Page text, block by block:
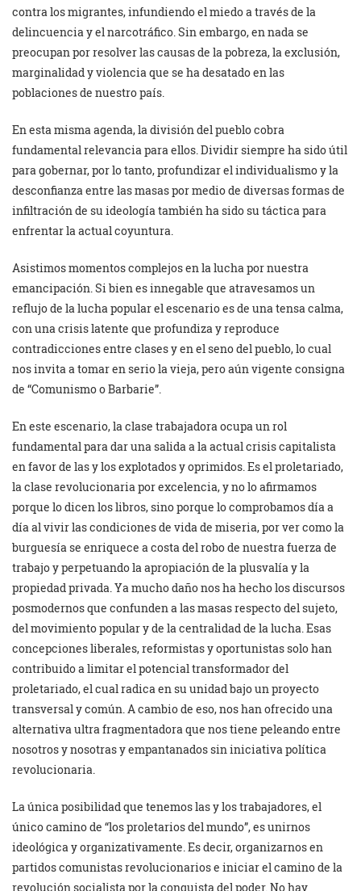
contra los migrantes, infundiendo el miedo a través de la
delincuencia y el narcotráfico. Sin embargo, en nada se
preocupan por resolver las causas de la pobreza, la exclusión,
marginalidad y violencia que se ha desatado en las
poblaciones de nuestro país.
En esta misma agenda, la división del pueblo cobra
fundamental relevancia para ellos. Dividir siempre ha sido útil
para gobernar, por lo tanto, profundizar el individualismo y la
desconfianza entre las masas por medio de diversas formas de
infiltración de su ideología también ha sido su táctica para
enfrentar la actual coyuntura.
Asistimos momentos complejos en la lucha por nuestra
emancipación. Si bien es innegable que atravesamos un
reflujo de la lucha popular el escenario es de una tensa calma,
con una crisis latente que profundiza y reproduce
contradicciones entre clases y en el seno del pueblo, lo cual
nos invita a tomar en serio la vieja, pero aún vigente consigna
de “Comunismo o Barbarie”.
En este escenario, la clase trabajadora ocupa un rol
fundamental para dar una salida a la actual crisis capitalista
en favor de las y los explotados y oprimidos. Es el proletariado,
la clase revolucionaria por excelencia, y no lo afirmamos
porque lo dicen los libros, sino porque lo comprobamos día a
día al vivir las condiciones de vida de miseria, por ver como la
burguesía se enriquece a costa del robo de nuestra fuerza de
trabajo y perpetuando la apropiación de la plusvalía y la
propiedad privada. Ya mucho daño nos ha hecho los discursos
posmodernos que confunden a las masas respecto del sujeto,
del movimiento popular y de la centralidad de la lucha. Esas
concepciones liberales, reformistas y oportunistas solo han
contribuido a limitar el potencial transformador del
proletariado, el cual radica en su unidad bajo un proyecto
transversal y común. A cambio de eso, nos han ofrecido una
alternativa ultra fragmentadora que nos tiene peleando entre
nosotros y nosotras y empantanados sin iniciativa política
revolucionaria.
La única posibilidad que tenemos las y los trabajadores, el
único camino de “los proletarios del mundo”, es unirnos
ideológica y organizativamente. Es decir, organizarnos en
partidos comunistas revolucionarios e iniciar el camino de la
revolución socialista por la conquista del poder. No hay